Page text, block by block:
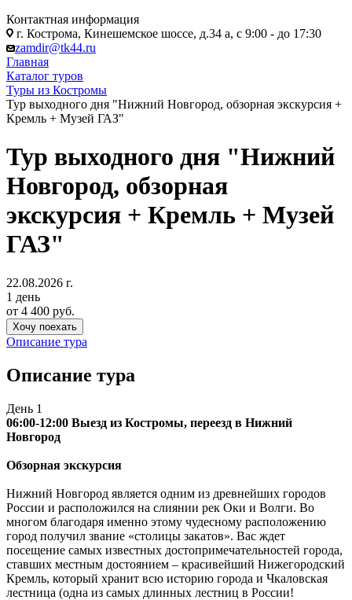
Контактная информация
г. Кострома, Кинешемское шоссе, д.34 а, с 9:00 - до 17:30
zamdir@tk44.ru
Главная
Каталог туров
Туры из Костромы
Тур выходного дня "Нижний Новгород, обзорная экскурсия +
Кремль + Музей ГАЗ"
Тур выходного дня "Нижний
Новгород, обзорная
экскурсия + Кремль + Музей
ГАЗ"
22.08.2026 г.
1 день
от 4 400 руб.
Хочу поехать
Описание тура
Описание тура
День 1
06:00-12:00 Выезд из Костромы, переезд в Нижний
Новгород
Обзорная экскурсия
Нижний Новгород является одним из древнейших городов
России и расположился на слиянии рек Оки и Волги. Во
многом благодаря именно этому чудесному расположению
город получил звание «столицы закатов». Вас ждет
посещение самых известных достопримечательностей города,
ставших местным достоянием – красивейший Нижегородский
Кремль, который хранит всю историю города и Чкаловская
лестница (одна из самых длинных лестниц в России!